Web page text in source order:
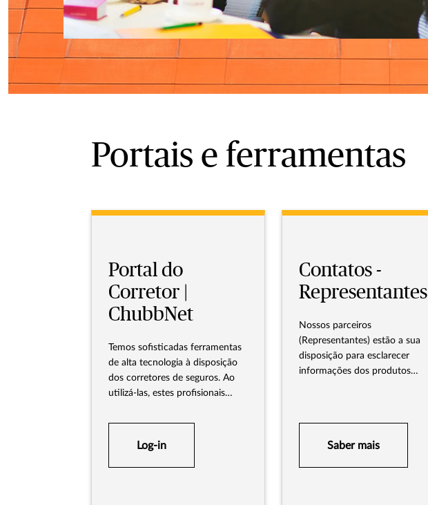
Portais e ferramentas
Portal do
Corretor |
ChubbNet
Temos sofisticadas ferramentas
de alta tecnologia à disposição
dos corretores de seguros. Ao
utilizá-las, estes profisionais
diferenciais de mercado e tornar
as transações comerciais muito
mais fáceis. Todos os
instrumentos podem ser
Log-in
Contatos -
Representantes
Nossos parceiros
(Representantes) estão a sua
disposição para esclarecer
informações dos produtos
Saber mais